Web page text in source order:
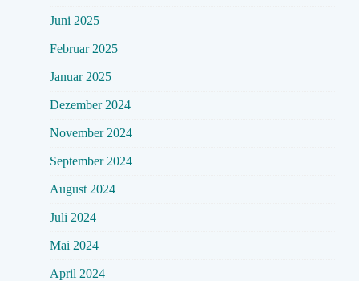
Juni 2025
Februar 2025
Januar 2025
Dezember 2024
November 2024
September 2024
August 2024
Juli 2024
Mai 2024
April 2024